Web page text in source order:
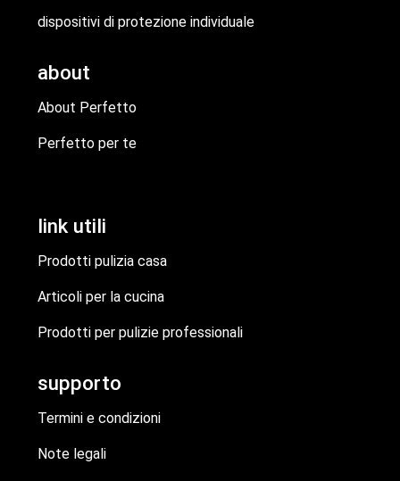
dispositivi di protezione individuale
about
About Perfetto
Perfetto per te
link utili
Prodotti pulizia casa
Articoli per la cucina
Prodotti per pulizie professionali
supporto
Termini e condizioni
Note legali